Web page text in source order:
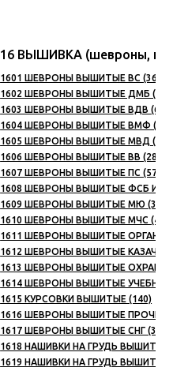
16 ВЫШИВКА (шевроны,
1601 ШЕВРОНЫ ВЫШИТЫЕ ВС (369)
1602 ШЕВРОНЫ ВЫШИТЫЕ ДМБ (36)
1603 ШЕВРОНЫ ВЫШИТЫЕ ВДВ (68)
1604 ШЕВРОНЫ ВЫШИТЫЕ ВМФ (174)
1605 ШЕВРОНЫ ВЫШИТЫЕ МВД (255)
1606 ШЕВРОНЫ ВЫШИТЫЕ ВВ (281)
1607 ШЕВРОНЫ ВЫШИТЫЕ ПС (57)
1608 ШЕВРОНЫ ВЫШИТЫЕ ФСБ И ДР.
1609 ШЕВРОНЫ ВЫШИТЫЕ МЮ (33)
1610 ШЕВРОНЫ ВЫШИТЫЕ МЧС (45)
1611 ШЕВРОНЫ ВЫШИТЫЕ
1612 ШЕВРОНЫ ВЫШИТЫЕ
1613 ШЕВРОНЫ ВЫШИТЫЕ ОХРАНА (17)
1614 ШЕВРОНЫ ВЫШИТЫЕ УЧЕБНЫЕ
1615 КУРСОВКИ ВЫШИТЫЕ (140)
1616 ШЕВРОНЫ ВЫШИТЫЕ ПРОЧИЕ
1617 ШЕВРОНЫ ВЫШИТЫЕ СНГ (3)
1618 НАШИВКИ НА ГРУДЬ ВЫШИТЫЕ
1619 НАШИВКИ НА ГРУДЬ ВЫШИТЫЕ ВС